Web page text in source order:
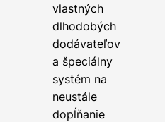
vlastných
dlhodobých
dodávateľov
a špeciálny
systém na
neustále
dopĺňanie